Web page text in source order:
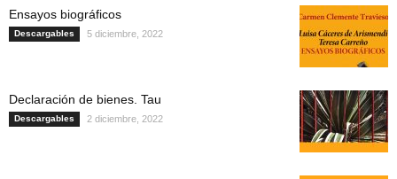
Ensayos biográficos
Descargables 5 diciembre, 2022
Declaración de bienes. Tau
Descargables 2 diciembre, 2022